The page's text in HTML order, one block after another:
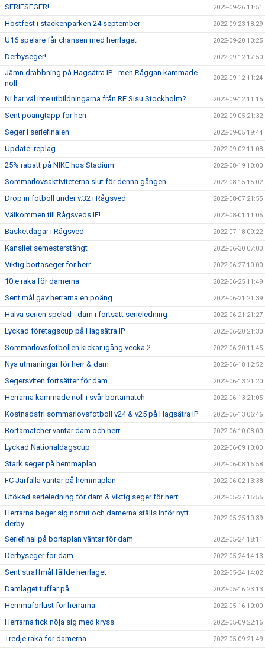
SERIESEGER! 2022-09-26 11:51
Höstfest i stackenparken 24 september 2022-09-23 18:29
U16 spelare får chansen med herrlaget 2022-09-20 10:25
Derbyseger! 2022-09-12 17:50
Jämn drabbning på Hagsätra IP - men Råggan kammade
noll
2022-09-12 11:24
Ni har väl inte utbildningarna från RF Sisu Stockholm? 2022-09-12 11:15
Sent poängtapp för herr 2022-09-05 21:32
Seger i seriefinalen 2022-09-05 19:44
Update: replag 2022-09-02 11:08
25% rabatt på NIKE hos Stadium 2022-08-19 10:00
Sommarlovsaktiviteterna slut för denna gången 2022-08-15 15:02
Drop in fotboll under v.32 i Rågsved 2022-08-07 21:55
Välkommen till Rågsveds IF! 2022-08-01 11:05
Basketdagar i Rågsved 2022-07-18 09:22
Kansliet semesterstängt 2022-06-30 07:00
Viktig bortaseger för herr 2022-06-27 10:00
10:e raka för damerna 2022-06-25 11:49
Sent mål gav herrarna en poäng 2022-06-21 21:39
Halva serien spelad - dam i fortsatt serieledning 2022-06-21 21:27
Lyckad företagscup på Hagsätra IP 2022-06-20 21:30
Sommarlovsfotbollen kickar igång vecka 2 2022-06-20 11:45
Nya utmaningar för herr & dam 2022-06-18 12:52
Segersviten fortsätter för dam 2022-06-13 21:20
Herrarna kammade noll i svår bortamatch 2022-06-13 21:05
Kostnadsfri sommarlovsfotboll v24 & v25 på Hagsätra IP 2022-06-13 06:46
Bortamatcher väntar dam och herr 2022-06-10 08:00
Lyckad Nationaldagscup 2022-06-09 10:00
Stark seger på hemmaplan 2022-06-08 16:58
FC Järfälla väntar på hemmaplan 2022-06-02 13:38
Utökad serieledning för dam & viktig seger för herr 2022-05-27 15:55
Herrarna beger sig norrut och damerna ställs inför nytt
derby
2022-05-25 10:39
Seriefinal på bortaplan väntar för dam 2022-05-24 18:11
Derbyseger för dam 2022-05-24 14:13
Sent straffmål fällde herrlaget 2022-05-24 14:02
Damlaget tuffar på 2022-05-16 23:13
Hemmaförlust för herrarna 2022-05-16 10:00
Herrarna fick nöja sig med kryss 2022-05-09 22:16
Tredje raka för damerna 2022-05-09 21:49